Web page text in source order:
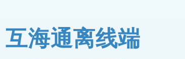
互海通离线端